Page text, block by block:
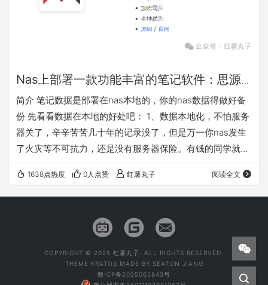
Nas上部署一款功能丰富的笔记软件：思源
笔记
简介 笔记数据是部署在nas本地的，你的nas数据得做好备
份 先看看数据在本地的好处吧： 1、数据本地化，不怕服务
器关了，辛辛苦苦几十年的记录没了，但是万一你nas发生
了火灾等不可抗力，还是没有服务器保险。有钱的同学就得
flowus 2、不用内容审核 3、笔记软件相比稍后阅读类软
件、书签类软件，还有在移动端或者桌面端收藏自己记录的
签更加方便点 4、反正你收藏了后也可能不会看，存nas才
1638点热度 0人点赞 红薯丸子 阅读全文
COPYRIGHT © 2025 红薯丸子. ALL RIGHTS RESERVED.
THEME KRATOS MADE BY SEATON JIANG
赣ICP备2025065843号